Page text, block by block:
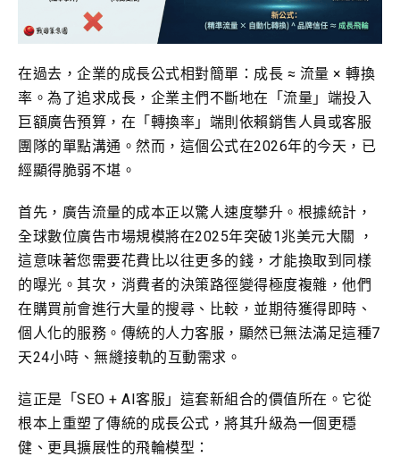
在過去，企業的成長公式相對簡單：成長 ≈ 流量 × 轉換
率。為了追求成長，企業主們不斷地在「流量」端投入
巨額廣告預算，在「轉換率」端則依賴銷售人員或客服
團隊的單點溝通。然而，這個公式在2026年的今天，已
經顯得脆弱不堪。
首先，廣告流量的成本正以驚人速度攀升。根據統計，
全球數位廣告市場規模將在2025年突破1兆美元大關 ，
這意味著您需要花費比以往更多的錢，才能換取到同樣
的曝光。其次，消費者的決策路徑變得極度複雜，他們
在購買前會進行大量的搜尋、比較，並期待獲得即時、
個人化的服務。傳統的人力客服，顯然已無法滿足這種7
天24小時、無縫接軌的互動需求。
這正是「SEO + AI客服」這套新組合的價值所在。它從
根本上重塑了傳統的成長公式，將其升級為一個更穩
健、更具擴展性的飛輪模型：